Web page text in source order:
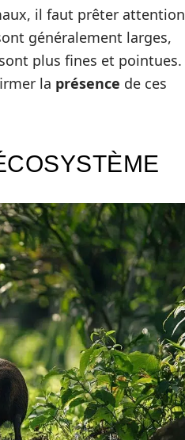
il faut prêter attention
généralement larges,
sont plus fines et pointues.
la présence de ces